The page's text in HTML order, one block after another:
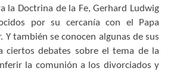
la Doctrina de la Fe, Gerhard Ludwig
por su cercanía con el Papa
Y también se conocen algunas de sus
ciertos debates sobre el tema de la
la comunión a los divorciados y